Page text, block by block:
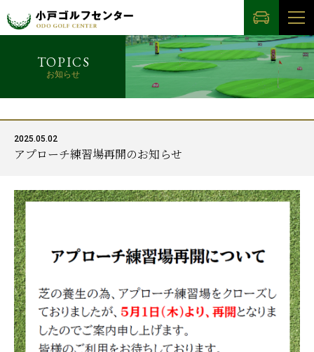
TOPICS
お知らせ
2025.05.02
アプローチ練習場再開のお知らせ